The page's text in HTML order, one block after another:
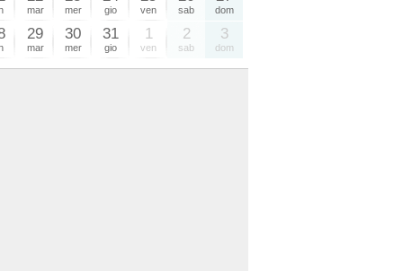
mar mer gio ven sab dom
29
mar
30
mer
31
gio
1
ven
2
sab
3
dom